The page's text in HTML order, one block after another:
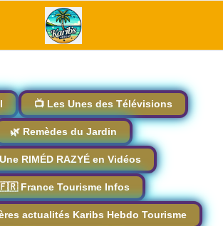
📺 Les Unes des Télévisions
🌿 Remèdes du Jardin
RIMÉD RAZYÉ en Vidéos
France Tourisme Infos
actualités Karibs Hebdo Tourisme